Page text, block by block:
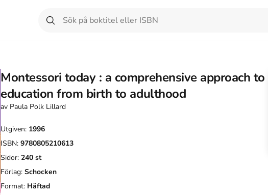
Montessori today : a comprehensive approach to
education from birth to adulthood
av Paula Polk Lillard
Utgiven: 1996
ISBN: 9780805210613
Sidor: 240 st
Förlag: Schocken
Format: Häftad